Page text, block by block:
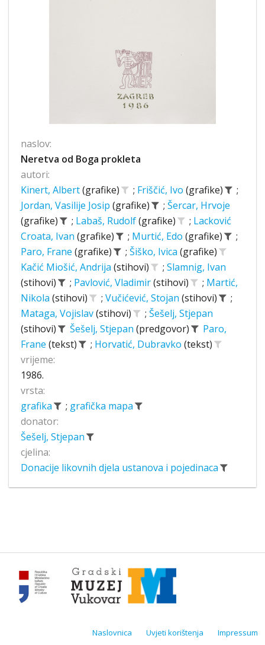
naslov:
Neretva od Boga prokleta
autori:
Kinert, Albert(grafike) ; Friščić, Ivo (grafike)
;
Jordan, Vasilije Josip (grafike) ; Šercar, Hrvoje
(grafike)
; Labaš, Rudolf(grafike) ; Lacković
Croata, Ivan (grafike) ; Murtić, Edo (grafike)
;
Paro, Frane (grafike) ; Šiško, Ivica (grafike)
Kačić Miošić, Andrija (stihovi) ; Slamnig, Ivan
(stihovi)
; Pavlović, Vladimir(stihovi) ; Martić,
Nikola (stihovi) ; Vučićević, Stojan (stihovi)
;
Mataga, Vojislav(stihovi) ; Šešelj, Stjepan
(stihovi)
Šešelj, Stjepan (predgovor)
Paro,
Frane (tekst) ; Horvatić, Dubravko (tekst)
vrijeme:
1986.
vrsta:
grafika
; grafička mapa
donator:
Šešelj, Stjepan
cjelina:
Donacije likovnih djela ustanova i pojedinaca
Naslovnica Uvjeti korištenja Impressum